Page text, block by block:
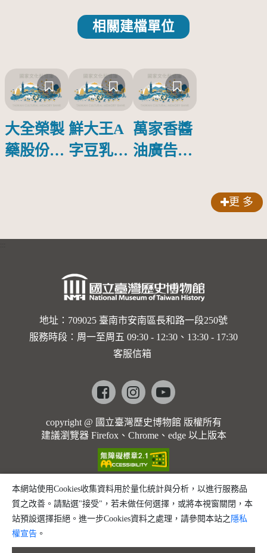
相關建檔單位
大全榮製
藥股份有
鮮大王A
字豆乳罐
萬家香醬
油廣告塑
更 多
地址：709025 臺南市安南區長和路一段250號
服務時段：周一至周五 09:30 - 12:30、13:30 - 17:30
客服信箱
Facebookinstagramyoutube
copyright @ 國立臺灣歷史博物館 版權所有
建議瀏覽器 Firefox、Chrome、edge 以上版本
本網站使用Cookies收集資料用於量化統計與分析，以進行服務品
質之改善。請點選"接受"，若未做任何選擇，或將本視窗關閉，本
站預設選擇拒絕。進一步Cookies資料之處理，請參閱本站之 隱私
權宣告 。